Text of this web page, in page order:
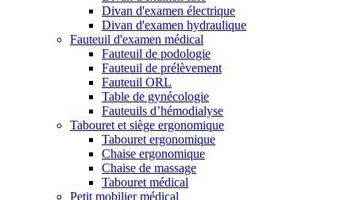
Divan d'examen électrique
Divan d'examen hydraulique
Fauteuil d'examen médical
Fauteuil de podologie
Fauteuil de prélèvement
Fauteuil ORL
Table de gynécologie
Fauteuils d’hémodialyse
Tabouret et siège ergonomique
Tabouret ergonomique
Chaise ergonomique
Chaise de massage
Tabouret médical
Petit mobilier médical